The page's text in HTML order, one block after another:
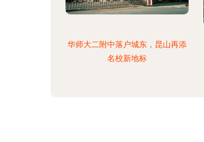
华师大二附中落户城东，昆山再添
名校新地标